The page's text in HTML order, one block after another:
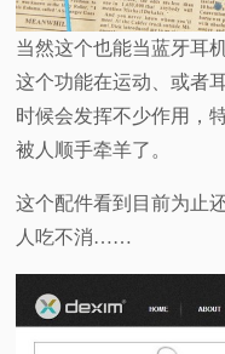
当然这个也能当蓝牙耳
这个功能在运动、或者
时候会发挥不少作用，
被人顺手牵羊了。
这个配件看到目前为止
人吃不消……